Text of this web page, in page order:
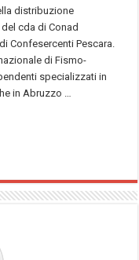
distribuzione
cda di Conad
Confesercenti Pescara.
di Fismo-
specializzati in
in Abruzzo …